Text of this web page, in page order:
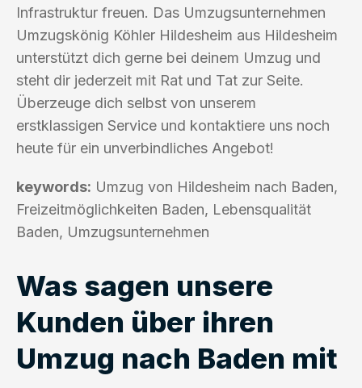
Infrastruktur freuen. Das Umzugsunternehmen
Umzugskönig Köhler Hildesheim aus Hildesheim
unterstützt dich gerne bei deinem Umzug und
steht dir jederzeit mit Rat und Tat zur Seite.
Überzeuge dich selbst von unserem
erstklassigen Service und kontaktiere uns noch
heute für ein unverbindliches Angebot!
keywords: Umzug von Hildesheim nach Baden,
Freizeitmöglichkeiten Baden, Lebensqualität
Baden, Umzugsunternehmen
Was sagen unsere
Kunden über ihren
Umzug nach Baden mit